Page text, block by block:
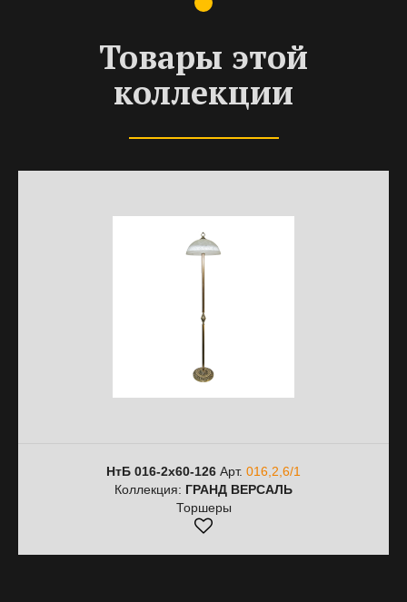
Товары этой
коллекции
НтБ 016-2х60-126 Арт. 016,2,6/1
Коллекция: ГРАНД ВЕРСАЛЬ
Торшеры